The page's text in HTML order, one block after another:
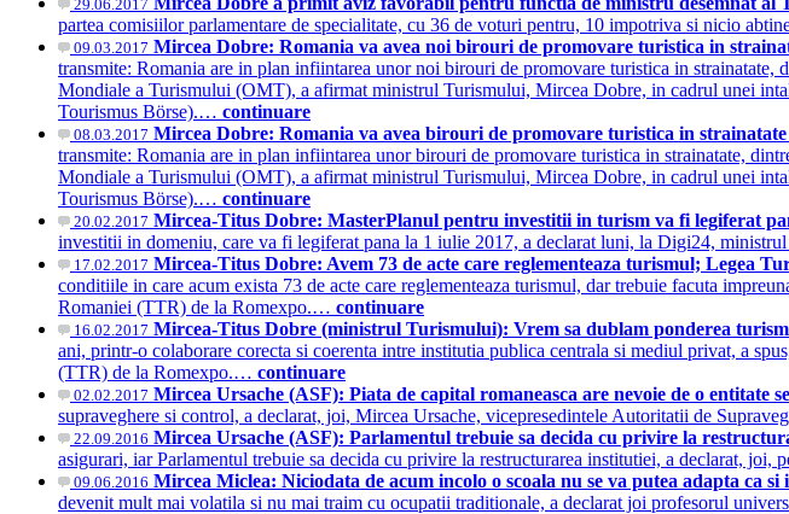
29.06.2017
partea comisiilor parlamentare de specialitate, cu 36 de voturi pentru, 10 impotriva si nicio
09.03.2017 Mircea Dobre: Romania va avea noi birouri de promovare turistica in
transmite: Romania are in plan infiintarea unor noi birouri de promovare turistica in
Mondiale a Turismului (OMT), a afirmat ministrul Turismului, Mircea Dobre, in cadrul unei
Tourismus Börse).… continuare
08.03.2017 Mircea Dobre: Romania va avea birouri de promovare turistica in
transmite: Romania are in plan infiintarea unor birouri de promovare turistica in strainatate,
Mondiale a Turismului (OMT), a afirmat ministrul Turismului, Mircea Dobre, in cadrul unei
Tourismus Börse).… continuare
20.02.2017 Mircea-Titus Dobre: MasterPlanul pentru investitii in turism va fi legiferat
investitii in domeniu, care va fi legiferat pana la 1 iulie 2017, a declarat luni, la Digi24,
17.02.2017 Mircea-Titus Dobre: Avem 73 de acte care reglementeaza turismul; Legea
conditiile in care acum exista 73 de acte care reglementeaza turismul, dar trebuie facuta
Romaniei (TTR) de la Romexpo.… continuare
16.02.2017 Mircea-Titus Dobre (ministrul Turismului): Vrem sa dublam ponderea
ani, printr-o colaborare corecta si coerenta intre institutia publica centrala si mediul privat, a
(TTR) de la Romexpo.… continuare
02.02.2017 Mircea Ursache (ASF): Piata de capital romaneasca are nevoie de o entitate
supraveghere si control, a declarat, joi, Mircea Ursache, vicepresedintele Autoritatii de
22.09.2016 Mircea Ursache (ASF): Parlamentul trebuie sa decida cu privire la
asigurari, iar Parlamentul trebuie sa decida cu privire la restructurarea institutiei, a declarat,
09.06.2016 Mircea Miclea: Niciodata de acum incolo o scoala nu se va putea adapta ca
devenit mult mai volatila si nu mai traim cu ocupatii traditionale, a declarat joi profesorul